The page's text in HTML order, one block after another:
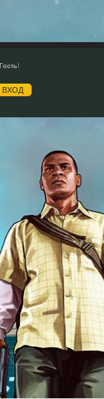
Гость!
ВХОД